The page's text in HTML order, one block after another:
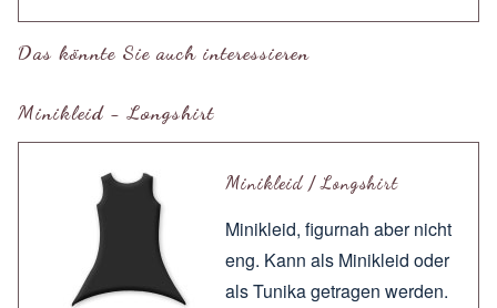
Das könnte Sie auch interessieren
Minikleid - Longshirt
Minikleid / Longshirt
Minikleid, figurnah aber nicht
eng. Kann als Minikleid oder
als Tunika getragen werden.